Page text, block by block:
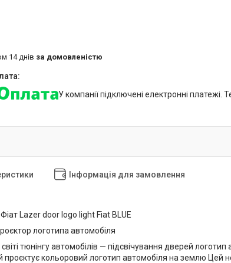
14 днів за домовленістю
У компанії підключені електронні
Інформація для замовлення
Lazer door logo light Fiat BLUE
логотипа автомобіля
тюнінгу автомобілів — підсвічування дверей
проєктує кольоровий логотип автомобіля на землю Цей